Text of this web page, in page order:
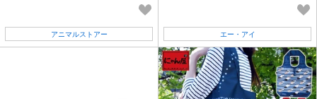
アニマルストアー エー・アイ